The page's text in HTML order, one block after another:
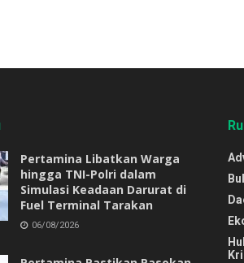
Pertamina Libatkan Warga
hingga TNI-Polri dalam
Simulasi Keadaan Darurat di
Fuel Terminal Tarakan
06/08/2026